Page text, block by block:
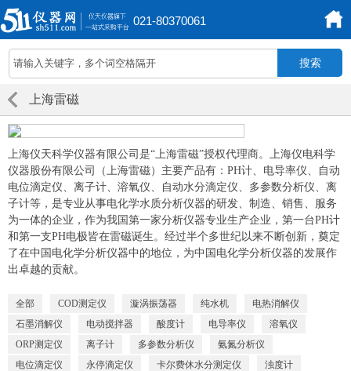
021-80370061
上海雷磁
上海仪天科学仪器有限公司是“上海雷磁”授权代理商。上海仪电科学
仪器股份有限公司（上海雷磁）主要产品有：PH计、电导率仪、自动
电位滴定仪、离子计、溶氧仪、自动水分滴定仪、多参数分析仪、离
子计等，是专业从事电化学水质分析仪器的研发、制造、销售、服务
为一体的企业，作为我国第一家分析仪器专业生产企业，第一台PH计
和第一支PH电极皆在雷磁诞生。经过半个多世纪以来不断创新，奠定
了在中国电化学分析仪器中的地位，为中国电化学分析仪器的发展作
出卓越的贡献。
全部 COD测定仪 漩涡振荡器 纯水机
电热消解仪
石墨消解仪
电动搅拌器 酸度计 电导率仪
溶氧仪
ORP测定仪
离子计 多参数分析仪
氨氮分析仪
电位滴定仪
永停滴定仪 卡尔费休水分测定仪
浊度计